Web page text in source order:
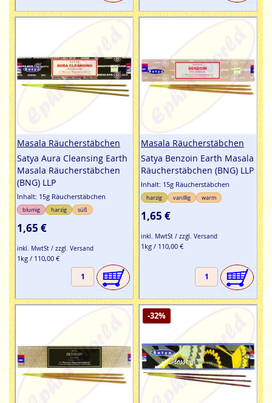
Masala Räucherstäbchen
Satya Aura Cleansing Earth
Masala Räucherstäbchen
(BNG) LLP
Inhalt: 15g Räucherstäbchen
blumig harzig süß
1,65 €
inkl. MwtSt / zzgl. Versand
1kg / 110,00 €
Masala Räucherstäbchen
Satya Benzoin Earth Masala
Räucherstäbchen (BNG) LLP
Inhalt: 15g Räucherstäbchen
harzig vanillig warm
1,65 €
inkl. MwtSt / zzgl. Versand
1kg / 110,00 €
-32%